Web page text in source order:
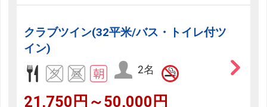
クラブツイン(32平米/バス・トイレ付ツ
イン)
2名
21,750円～50,000円